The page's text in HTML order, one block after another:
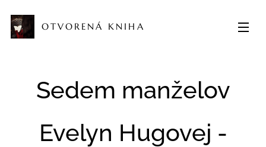
OTVORENÁ KNIHA
Sedem manželov
Evelyn Hugovej -